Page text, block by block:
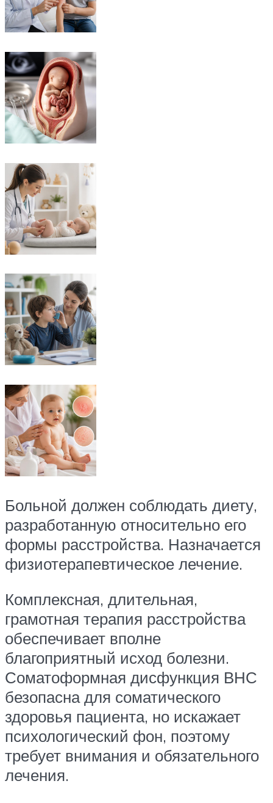
Больной должен соблюдать диету,
разработанную относительно его
формы расстройства. Назначается
физиотерапевтическое лечение.
Комплексная, длительная,
грамотная терапия расстройства
обеспечивает вполне
благоприятный исход болезни.
Соматоформная дисфункция ВНС
безопасна для соматического
здоровья пациента, но искажает
психологический фон, поэтому
требует внимания и обязательного
лечения.